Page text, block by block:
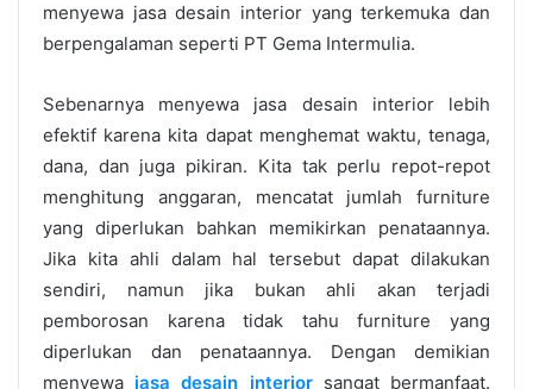
menyewa jasa desain interior yang terkemuka dan
berpengalaman seperti PT Gema Intermulia.
Sebenarnya menyewa jasa desain interior lebih
efektif karena kita dapat menghemat waktu, tenaga,
dana, dan juga pikiran. Kita tak perlu repot-repot
menghitung anggaran, mencatat jumlah furniture
yang diperlukan bahkan memikirkan penataannya.
Jika kita ahli dalam hal tersebut dapat dilakukan
sendiri, namun jika bukan ahli akan terjadi
pemborosan karena tidak tahu furniture yang
diperlukan dan penataannya. Dengan demikian
menyewa jasa desain interiorsangat bermanfaat.